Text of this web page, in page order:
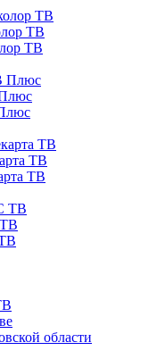
ТВ
ТВ
ТВ
Плюс
ТВ
ТВ
ТВ
ТВ
области